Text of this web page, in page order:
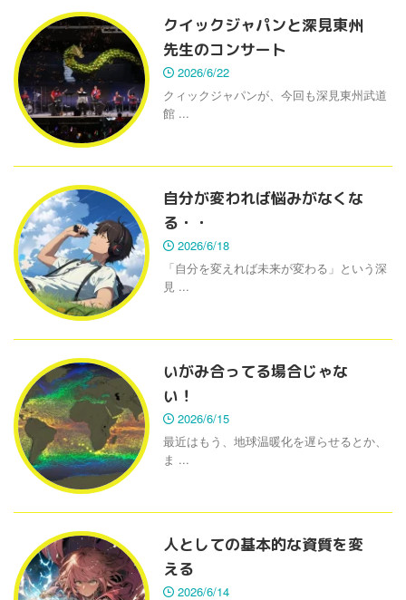
クイックジャパンと深見東州
先生のコンサート
2026/6/22
クィックジャパンが、今回も深見東州武道
館 ...
自分が変われば悩みがなくな
る・・
2026/6/18
「自分を変えれば未来が変わる」という深
見 ...
いがみ合ってる場合じゃな
い！
2026/6/15
最近はもう、地球温暖化を遅らせるとか、
ま ...
人としての基本的な資質を変
える
2026/6/14